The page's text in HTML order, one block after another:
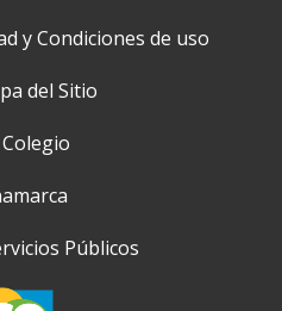
y Condiciones de uso
del Sitio
Públicos